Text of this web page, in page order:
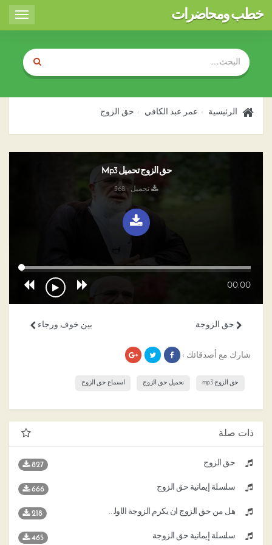
Toggle
خطب ومحاضرات
الرئيسية عمر عبد الكافي حق الزوج
حق الزوج تحميل Mp3
تحميل : 368
00:00
بين خوف ورجاء حق الزوجة
شارك مع أصدقائك ›
حق الزوج mp3 تحميل حق الزوج استماع حق الزوج
ذات صلة
حق الزوج 827
سلسلة إيمانية حق الزوج 666
هل من حق الزوج أن يكرم الزوجة الأولى على حساب الثانية 218
سلسلة إيمانية حق الزوجة 465